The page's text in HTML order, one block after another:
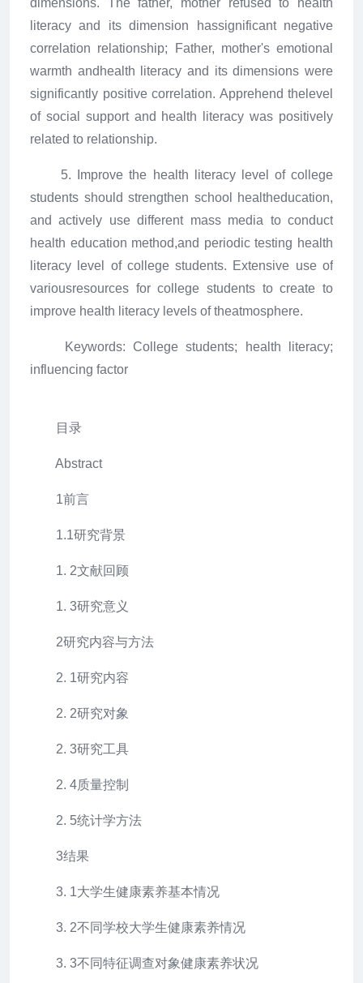
dimensions. The father, mother refused to health
literacy and its dimension hassignificant negative
correlation relationship; Father, mother's emotional
warmth andhealth literacy and its dimensions were
significantly positive correlation. Apprehend thelevel
of social support and health literacy was positively
related to relationship.
5. Improve the health literacy level of college
students should strengthen school healtheducation,
and actively use different mass media to conduct
health education method,and periodic testing health
literacy level of college students. Extensive use of
variousresources for college students to create to
improve health literacy levels of theatmosphere.
Keywords: College students; health literacy;
influencing factor
目录
Abstract
1前言
1.1研究背景
1. 2文献回顾
1. 3研究意义
2研究内容与方法
2. 1研究内容
2. 2研究对象
2. 3研究工具
2. 4质量控制
2. 5统计学方法
3结果
3. 1大学生健康素养基本情况
3. 2不同学校大学生健康素养情况
3. 3不同特征调查对象健康素养状况